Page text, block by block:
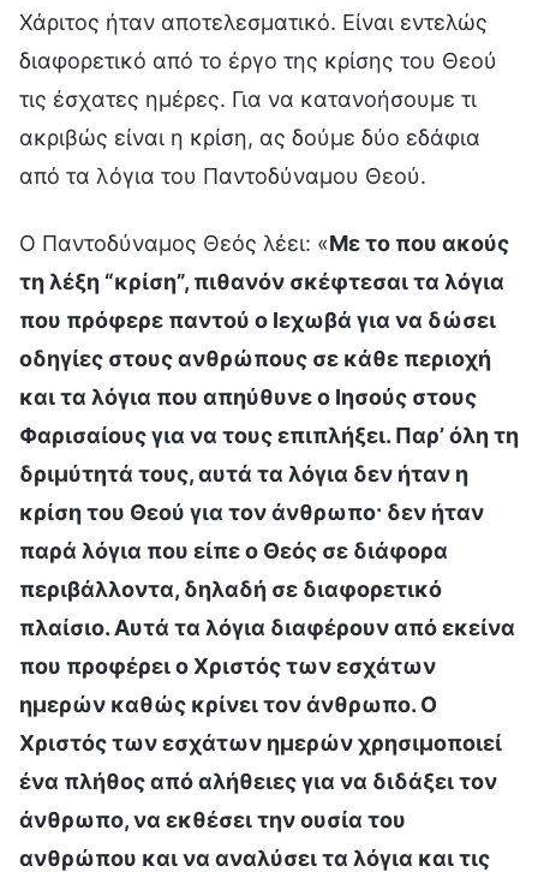
Χάριτος ήταν αποτελεσματικό. Είναι εντελώς
διαφορετικό από το έργο της κρίσης του Θεού
τις έσχατες ημέρες. Για να κατανοήσουμε τι
ακριβώς είναι η κρίση, ας δούμε δύο εδάφια
από τα λόγια του Παντοδύναμου Θεού.
Ο Παντοδύναμος Θεός λέει: «Με το που ακούς
τη λέξη “κρίση”, πιθανόν σκέφτεσαι τα λόγια
που πρόφερε παντού ο Ιεχωβά για να δώσει
οδηγίες στους ανθρώπους σε κάθε περιοχή
και τα λόγια που απηύθυνε ο Ιησούς στους
Φαρισαίους για να τους επιπλήξει. Παρ’ όλη τη
δριμύτητά τους, αυτά τα λόγια δεν ήταν η
κρίση του Θεού για τον άνθρωπο· δεν ήταν
παρά λόγια που είπε ο Θεός σε διάφορα
περιβάλλοντα, δηλαδή σε διαφορετικό
πλαίσιο. Αυτά τα λόγια διαφέρουν από εκείνα
που προφέρει ο Χριστός των εσχάτων
ημερών καθώς κρίνει τον άνθρωπο. Ο
Χριστός των εσχάτων ημερών χρησιμοποιεί
ένα πλήθος από αλήθειες για να διδάξει τον
άνθρωπο, να εκθέσει την ουσία του
ανθρώπου και να αναλύσει τα λόγια και τις